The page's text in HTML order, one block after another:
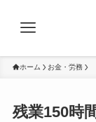
ホーム お金・労務
残業150時